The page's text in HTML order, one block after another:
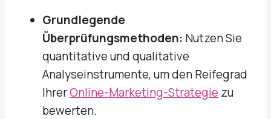
Grundlegende
Überprüfungsmethoden: Nutzen Sie
quantitative und qualitative
Analyseinstrumente, um den Reifegrad
IhrerOnline-Marketing-Strategie zu
bewerten.